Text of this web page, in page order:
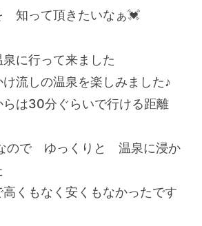
知って頂きたいなぁ💓
に行って来ました
流しの温泉を楽しみました♪
らは30分ぐらいで行ける距離
ので ゆっくりと 温泉に浸か
くもなく安くもなかったです